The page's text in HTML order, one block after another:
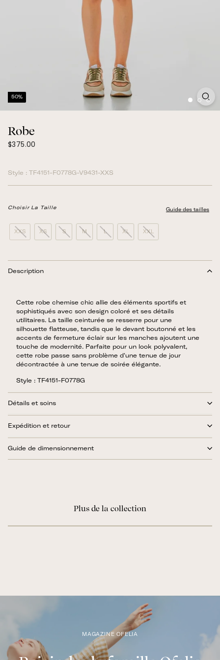
50%
Robe
Prix
$375.00
Style : TF4151-F0778G-V9431-XXS
Choisir La Taille Guide des tailles
XXS XS S M L XL XXL
Description
Cette robe chemise chic allie des éléments sportifs et
sophistiqués avec son design coloré et ses détails
utilitaires. La taille ceinturée se resserre pour une
silhouette flatteuse, tandis que le devant boutonné et les
accents de fermeture éclair sur les manches ajoutent une
touche de modernité. Parfaite pour un look polyvalent,
cette robe passe sans problème d'une tenue de jour
décontractée à une tenue de soirée élégante.
Style : TF4151-F0778G
Détails et soins
Expédition et retour
Guide de dimensionnement
Plus de la collection
MAGAZINE OFELIA